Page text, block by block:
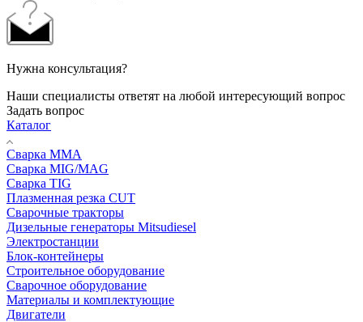
Нужна консультация?
Наши специалисты ответят на любой интересующий вопрос
Задать вопрос
Каталог
Сварка MMA
Сварка MIG/MAG
Сварка TIG
Плазменная резка CUT
Сварочные тракторы
Дизельные генераторы Mitsudiesel
Электростанции
Блок-контейнеры
Строительное оборудование
Сварочное оборудование
Материалы и комплектующие
Двигатели